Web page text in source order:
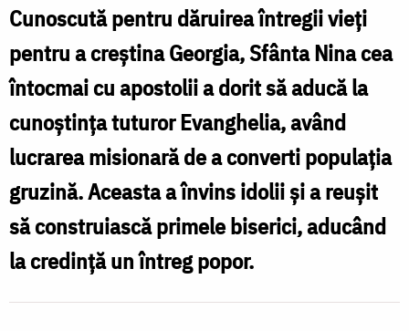
întocmai
cu
Apostolii
drumul
sfințenie
Cunoscută pentru dăruirea întregii vieți
pentru a creștina Georgia, Sfânta Nina cea
întocmai cu apostolii a dorit să aducă la
cunoștința tuturor Evanghelia, având
lucrarea misionară de a converti populația
gruzină. Aceasta a învins idolii și a reușit
să construiască primele biserici, aducând
la credință un întreg popor.